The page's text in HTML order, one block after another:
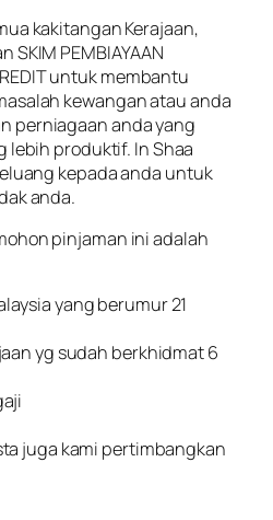
kakitangan Kerajaan,
SKIM PEMBIAYAAN
untuk membantu
kewangan atau anda
perniagaan anda yang
lebih produktif. In Shaa
kepada anda untuk
anda.
pinjaman ini adalah
yang berumur 21
yg sudah berkhidmat 6
juga kami pertimbangkan